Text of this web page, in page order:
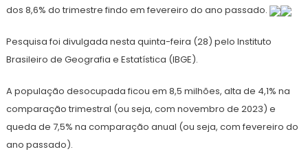
dos 8,6% do trimestre findo em fevereiro do ano passado.
Pesquisa foi divulgada nesta quinta-feira (28) pelo Instituto
Brasileiro de Geografia e Estatística (IBGE).
A população desocupada ficou em 8,5 milhões, alta de 4,1% na
comparação trimestral (ou seja, com novembro de 2023) e
queda de 7,5% na comparação anual (ou seja, com fevereiro do
ano passado).